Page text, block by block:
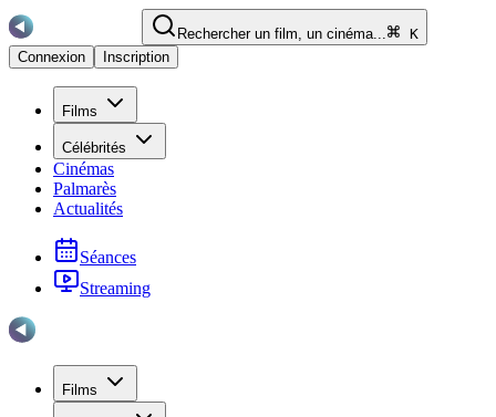
Rechercher un film, un cinéma...
K
Connexion
Inscription
Films
Célébrités
Cinémas
Palmarès
Actualités
Séances
Streaming
Films